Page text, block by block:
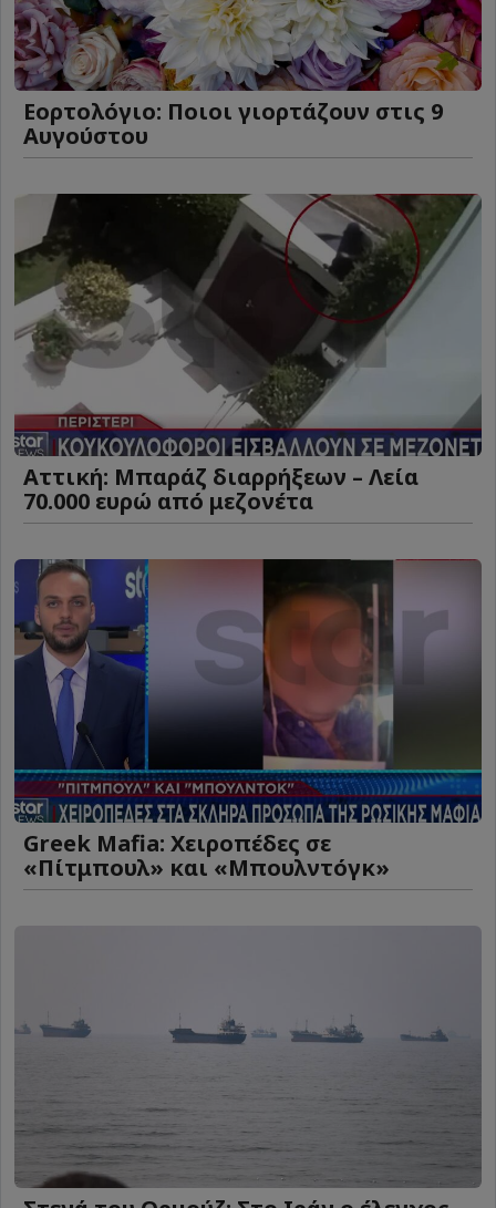
Εορτολόγιο: Ποιοι γιορτάζουν στις 9
Αυγούστου
Αττική: Μπαράζ διαρρήξεων – Λεία
70.000 ευρώ από μεζονέτα
Greek Mafia: Χειροπέδες σε
«Πίτμπουλ» και «Μπουλντόγκ»